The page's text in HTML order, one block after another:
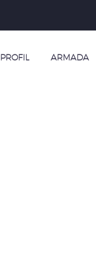
PROFIL ARMADA